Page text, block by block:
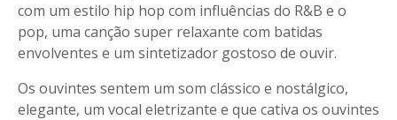
com um estilo hip hop com influências do R&B e o
pop, uma canção super relaxante com batidas
envolventes e um sintetizador gostoso de ouvir.
Os ouvintes sentem um som clássico e nostálgico,
elegante, um vocal eletrizante e que cativa os ouvintes